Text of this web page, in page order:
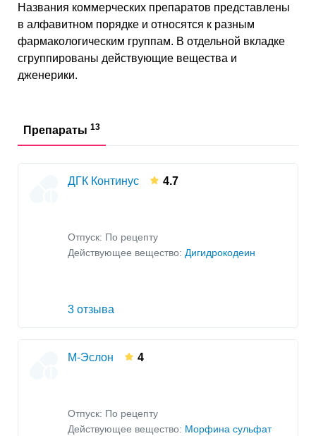
Названия коммерческих препаратов представлены
в алфавитном порядке и относятся к разным
фармакологическим группам. В отдельной вкладке
сгруппированы действующие вещества и
дженерики.
Препараты 13
ДГК Континус 4.7
Отпуск: По рецепту
Действующее вещество: Дигидрокодеин
3 отзыва
М-Эслон 4
Отпуск: По рецепту
Действующее вещество: Морфина сульфат